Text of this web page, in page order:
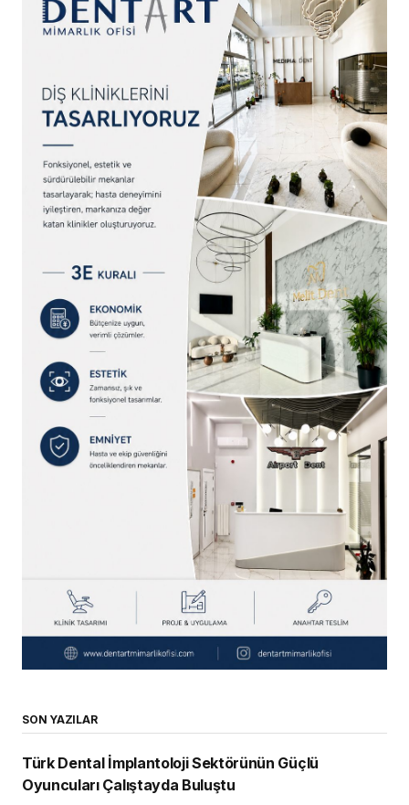
SON YAZILAR
Türk Dental İmplantoloji Sektörünün Güçlü
Oyuncuları Çalıştayda Buluştu